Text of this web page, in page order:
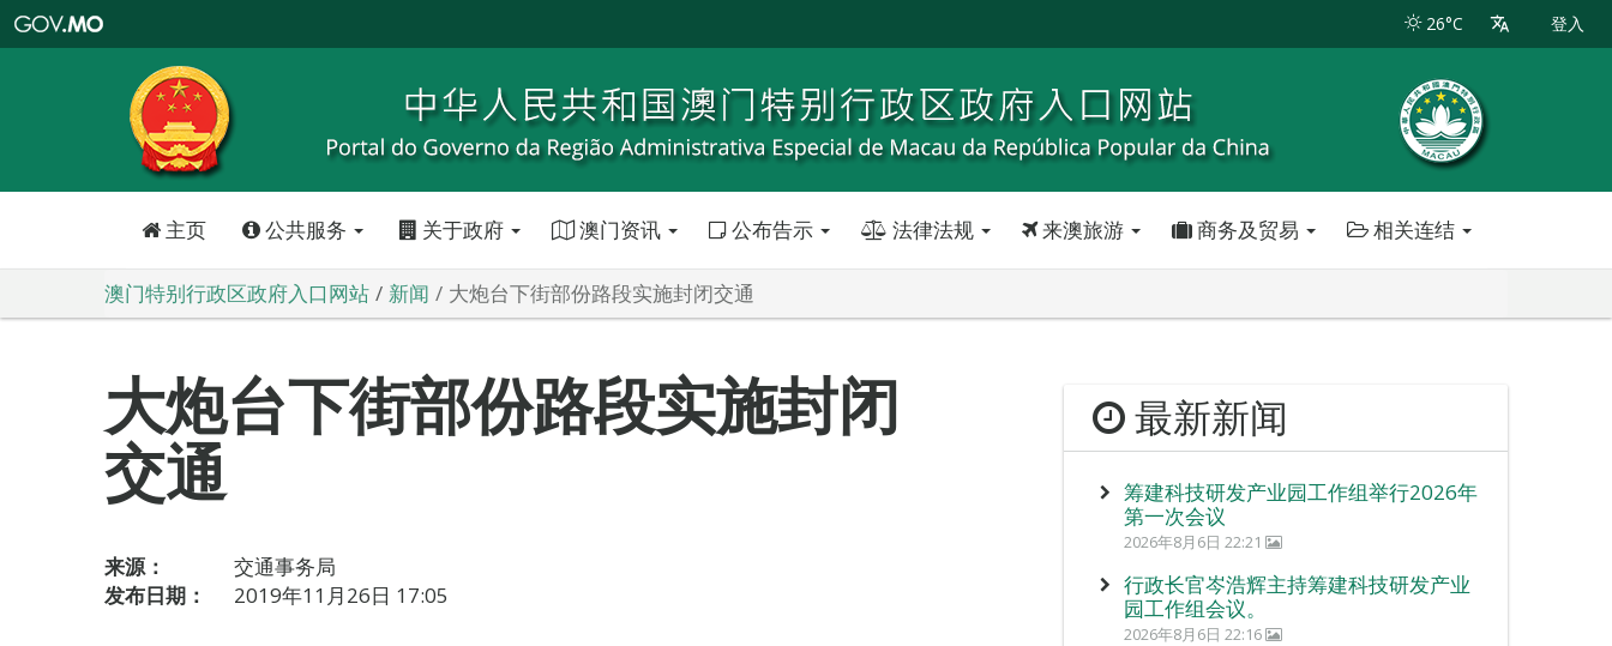
特
政
区
政
口
26°C 登入
主页 公共服务 关于政府 澳门资讯 公布告示 法律法规 来澳旅游 商务及贸易 相关连结
澳门特别行政区政府入口网站 新闻 大炮台下街部份路段实施封闭交通
大炮台下街部份路段实施封闭
交通
来源：
交通事务局
发布日期：
2019年11月26日 17:05
最新新闻
筹建科技研发产业园工作组举行2026年
第一次会议
2026年8月6日 22:21
行政长官岑浩辉主持筹建科技研发产业
园工作组会议。
2026年8月6日 22:16